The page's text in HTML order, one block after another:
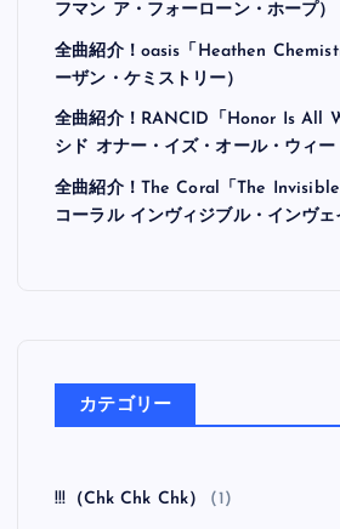
フマン ア・フォーローン・ホープ）
全曲紹介！oasis「Heathen
ーザン・ケミストリー）
全曲紹介！RANCID「Honor Is All
シド オナー・イズ・オール・ウィー
全曲紹介！The Coral「The
コーラル インヴィジブル・インヴェ
カテゴリー
!!!（Chk Chk Chk） (1)